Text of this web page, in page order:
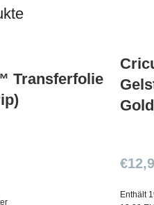
Transferfolie
€
Enthält